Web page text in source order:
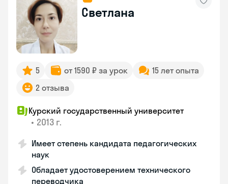
Светлана
5 от 1590 ₽ за урок
15 лет опыта
2 отзыва
Курский государственный университет
• 2013 г.
Имеет степень кандидата педагогических
наук
Обладает удостоверением технического
переводчика